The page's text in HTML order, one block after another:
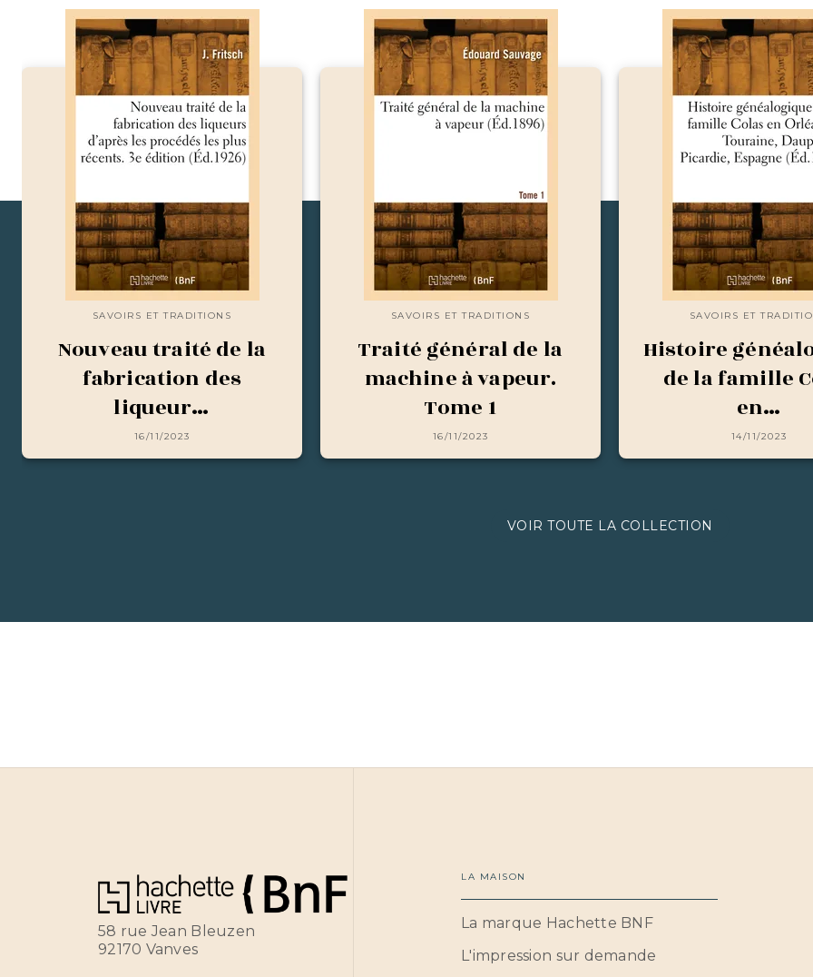
SAVOIRS ET TRADITIONS
Nouveau traité de la
fabrication des
liqueur…
16/11/2023
SAVOIRS ET TRADITIONS
Traité général de la
machine à vapeur.
Tome 1
16/11/2023
SAVOIRS ET
Histoire
de la famille
en…
14/11/2023
VOIR TOUTE LA COLLECTION
58 rue Jean Bleuzen
92170 Vanves
LA MAISON
La marque Hachette BNF
L'impression sur demande